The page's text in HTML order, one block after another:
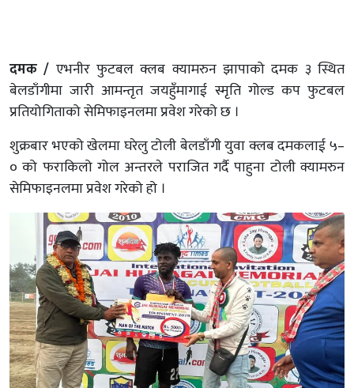
दमक / एभनीर फुटबल क्लब क्यामरुन झापाको दमक ३ स्थित
बेलडाँगीमा जारी आमन्तृत जयहुँमागाई स्मृति गोल्ड कप फुटबल
प्रतियोगिताको सेमिफाइनलमा प्रवेश गरेको छ ।
शुक्रबार भएको खेलमा घरेलु टोली बेलडाँगी युवा क्लब दमकलाई ५–
० को फराकिलो गोल अन्तरले पराजित गर्दै पाहुना टोली क्यामरुन
सेमिफाइनलमा प्रवेश गरेको हो ।